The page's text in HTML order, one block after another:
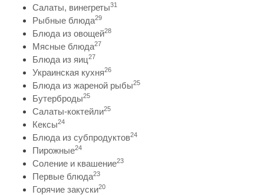
Салаты, винегреты31
Рыбные блюда29
Блюда из овощей28
Мясные блюда27
Блюда из яиц27
Украинская кухня26
Блюда из жареной рыбы25
Бутерброды25
Салаты-коктейли25
Кексы24
Блюда из субпродуктов24
Пирожные24
Соление и квашение23
Первые блюда23
Горячие закуски20